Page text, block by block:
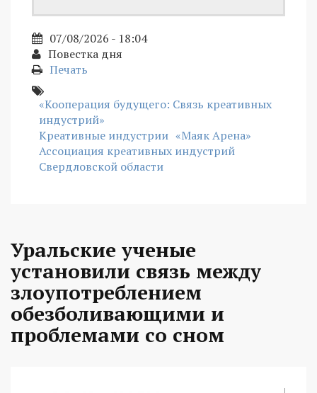
07/08/2026 - 18:04
Повестка дня
Печать
«Кооперация будущего: Связь креативных
индустрий»
Креативные индустрии «Маяк Арена»
Ассоциация креативных индустрий
Свердловской области
Уральские ученые
установили связь между
злоупотреблением
обезболивающими и
проблемами со сном